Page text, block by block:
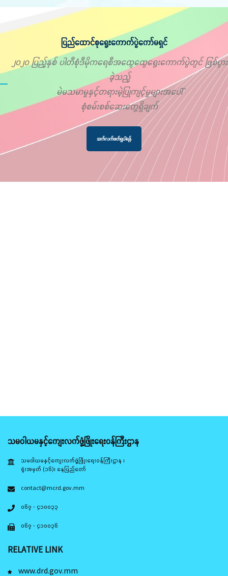
ပြည်ထောင်စုရွေးကောက်ပွဲကော်မရှင်
၂၀၂၀ ပြည့်နှစ် ပါတီစုံဒီမိုကရေစီအထွေထွေရွေးကောက်ပွဲတွင် ဖြစ်ပွား
ခဲ့သည့်
မဲမသမာမှုနှင့်တရားမဲ့ပြုကျင့်မှုများအပေါ်
စုံစမ်းစစ်ဆေးတွေ့ရှိချက်
ဆက်လက်ဖတ်ရှုပါရန်
သမဝါယမနှင့်ကျေးလက်ဖွံ့ဖြိုးရေးဝန်ကြီးဌာန
သမဝါယမနှင့်ကျေးလက်ဖွံ့ဖြိုးရေးဝန်ကြီးဌာန ၊
ရုံးအမှတ် (၁၆)၊ နေပြည်တော်
contact@mcrd.gov.mm
၀၆၇ - ၄၁၀၀၃၃
၀၆၇ - ၄၁၀၀၃၆
RELATIVE LINK
www.drd.gov.mm